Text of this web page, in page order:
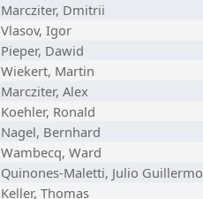
Marcziter, Dmitrii
Vlasov, Igor
Pieper, Dawid
Wiekert, Martin
Marcziter, Alex
Koehler, Ronald
Nagel, Bernhard
Wambecq, Ward
Quinones-Maletti, Julio Guillermo
Keller, Thomas